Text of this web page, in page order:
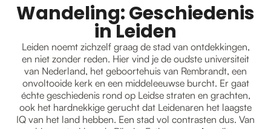
Wandeling: Geschiedenis
in Leiden
Leiden noemt zichzelf graag de stad van ontdekkingen,
en niet zonder reden. Hier vind je de oudste universiteit
van Nederland, het geboortehuis van Rembrandt, een
onvoltooide kerk en een middeleeuwse burcht. Er gaat
échte geschiedenis rond op Leidse straten en grachten,
ook het hardnekkige gerucht dat Leidenaren het laagste
IQ van het land hebben. Een stad vol contrasten dus. Van